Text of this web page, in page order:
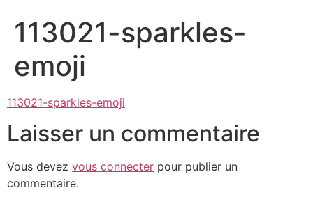
113021-sparkles-
emoji
113021-sparkles-emoji
Laisser un commentaire
Vous devez vous connecter pour publier un
commentaire.